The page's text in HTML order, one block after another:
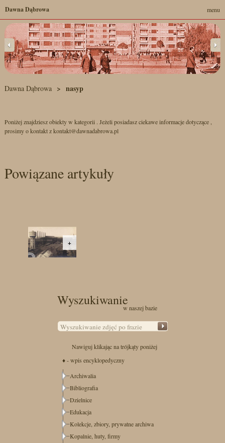
Dawna Dąbrowa nasyp
Poniżej znajdziesz obiekty w kategorii . Jeżeli posiadasz ciekawe informacje dotyczące ,
prosimy o kontakt z kontakt@dawnadabrowa.pl
Powiązane artykuły
+
Wyszukiwaniew naszej bazie
Nawiguj klikając na trójkąty poniżej
♦ - wpis encyklopedyczny
Archiwalia
Bibliografia
Dzielnice
Edukacja
Kolekcje, zbiory, prywatne archiwa
Kopalnie, huty, firmy
Dawna Dąbrowa menu